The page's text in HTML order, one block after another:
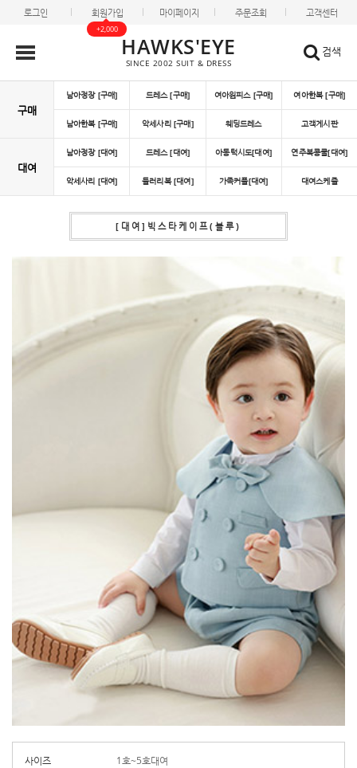
로그인 회원가입
+2,000
마이페이지 주문조회 고객센터
HAWKS'EYE
SINCE 2002 SUIT & DRESS
검색
구매
남아정장 [구매] 드레스 [구매] 여아원피스 [구매] 여아한복 [구매]
남아한복 [구매] 악세사리 [구매] 웨딩드레스 고객게시판
대여
남아정장 [대여] 드레스 [대여] 아동턱시도[대여] 연주복콩쿨[대여]
악세사리 [대여] 들러리복 [대여] 가족커플[대여] 대여스케쥴
[대여]빅스타케이프(블루)
사이즈
1호~5호대여